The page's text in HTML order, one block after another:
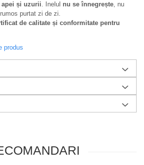
și uzurii. Inelul nu se înnegrește, nu
purtat zi de zi.
de calitate și conformitate pentru
produs